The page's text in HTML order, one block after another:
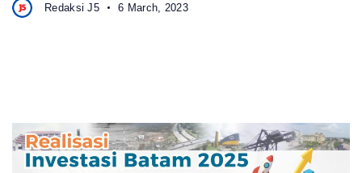
Redaksi J5 6 March, 2023